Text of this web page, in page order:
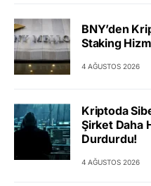
BNY’den
Staking
4 AĞUSTOS 2026
Kriptoda
Şirket Daha
Durdurdu!
4 AĞUSTOS 2026